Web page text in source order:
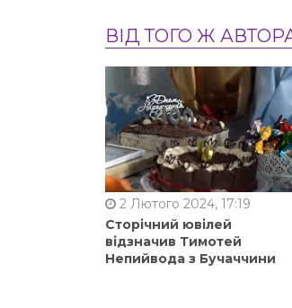
ВІД ТОГО Ж
2 Лютого 2024, 17:19
Сторічний ювілей
відзначив Тимотей
Непийвода з Бучаччини